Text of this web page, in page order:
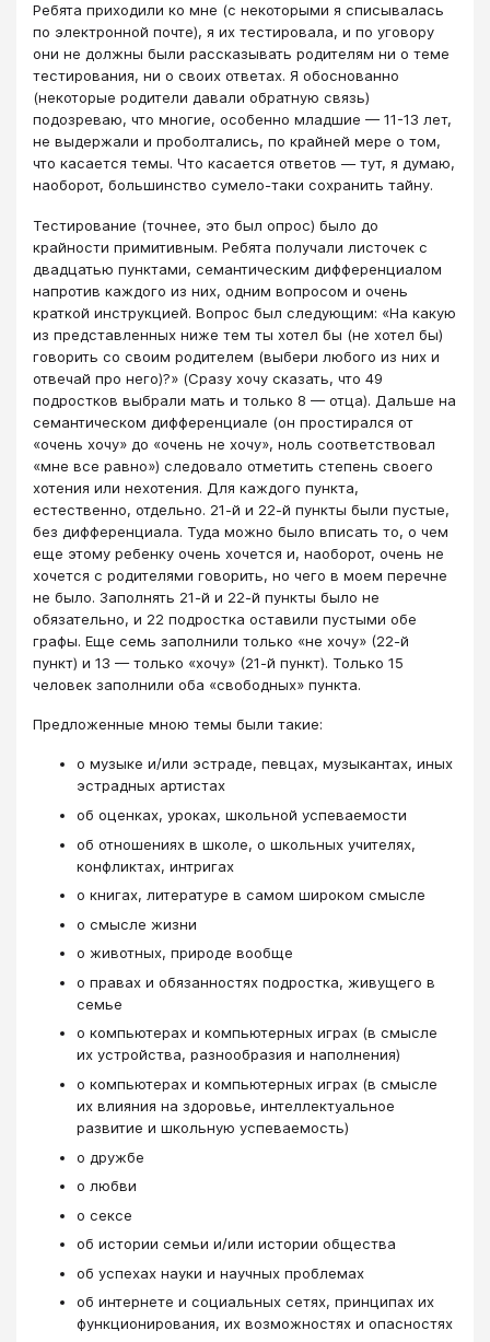
Ребята приходили ко мне (с некоторыми я списывалась
по электронной почте), я их тестировала, и по уговору
они не должны были рассказывать родителям ни о теме
тестирования, ни о своих ответах. Я обоснованно
(некоторые родители давали обратную связь)
подозреваю, что многие, особенно младшие — 11-13 лет,
не выдержали и проболтались, по крайней мере о том,
что касается темы. Что касается ответов — тут, я думаю,
наоборот, большинство сумело-таки сохранить тайну.
Тестирование (точнее, это был опрос) было до
крайности примитивным. Ребята получали листочек с
двадцатью пунктами, семантическим дифференциалом
напротив каждого из них, одним вопросом и очень
краткой инструкцией. Вопрос был следующим: «На какую
из представленных ниже тем ты хотел бы (не хотел бы)
говорить со своим родителем (выбери любого из них и
отвечай про него)?» (Сразу хочу сказать, что 49
подростков выбрали мать и только 8 — отца). Дальше на
семантическом дифференциале (он простирался от
«очень хочу» до «очень не хочу», ноль соответствовал
«мне все равно») следовало отметить степень своего
хотения или нехотения. Для каждого пункта,
естественно, отдельно. 21-й и 22-й пункты были пустые,
без дифференциала. Туда можно было вписать то, о чем
еще этому ребенку очень хочется и, наоборот, очень не
хочется с родителями говорить, но чего в моем перечне
не было. Заполнять 21-й и 22-й пункты было не
обязательно, и 22 подростка оставили пустыми обе
графы. Еще семь заполнили только «не хочу» (22-й
пункт) и 13 — только «хочу» (21-й пункт). Только 15
человек заполнили оба «свободных» пункта.
Предложенные мною темы были такие:
о музыке и/или эстраде, певцах, музыкантах, иных
эстрадных артистах
об оценках, уроках, школьной успеваемости
об отношениях в школе, о школьных учителях,
конфликтах, интригах
о книгах, литературе в самом широком смысле
о смысле жизни
о животных, природе вообще
о правах и обязанностях подростка, живущего в
семье
о компьютерах и компьютерных играх (в смысле
их устройства, разнообразия и наполнения)
о компьютерах и компьютерных играх (в смысле
их влияния на здоровье, интеллектуальное
развитие и школьную успеваемость)
о дружбе
о любви
о сексе
об истории семьи и/или истории общества
об успехах науки и научных проблемах
об интернете и социальных сетях, принципах их
функционирования, их возможностях и опасностях